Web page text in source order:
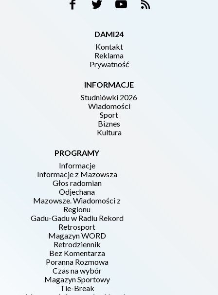
DAMI24
Kontakt
Reklama
Prywatność
INFORMACJE
Studniówki 2026
Wiadomości
Sport
Biznes
Kultura
PROGRAMY
Informacje
Informacje z Mazowsza
Głos radomian
Odjechana
Mazowsze. Wiadomości z
Regionu
Gadu-Gadu w Radiu Rekord
Retrosport
Magazyn WORD
Retrodziennik
Bez Komentarza
Poranna Rozmowa
Czas na wybór
Magazyn Sportowy
Tie-Break